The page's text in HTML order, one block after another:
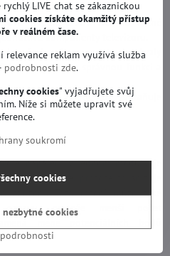
napětí (230V AC) na různé
komponenty televizoru.
všechny komponenty dostávaly
je nezbytné pro správnou funkci a
a zkraty, což zabraňuje
napájení v jednom modulu je
elektronice, protože to snižuje
zařízení. Toto řešení může také
protože menší počet
LIVE chat se zákaznickou
cookies získáte okamžitý přístup
v reálném čase.
relevance reklam využívá služba
podrobnosti zde.
cookies" vyjadřujete svůj
Níže si můžete upravit své
soukromí
cookies
cookies